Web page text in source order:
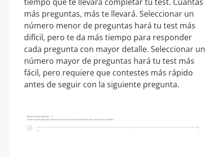
más preguntas, más te llevará. Seleccionar un
número menor de preguntas hará tu test más
difícil, pero te da más tiempo para responder
cada pregunta con mayor detalle. Seleccionar un
número mayor de preguntas hará tu test más
fácil, pero requiere que contestes más rápido
antes de seguir con la siguiente pregunta.